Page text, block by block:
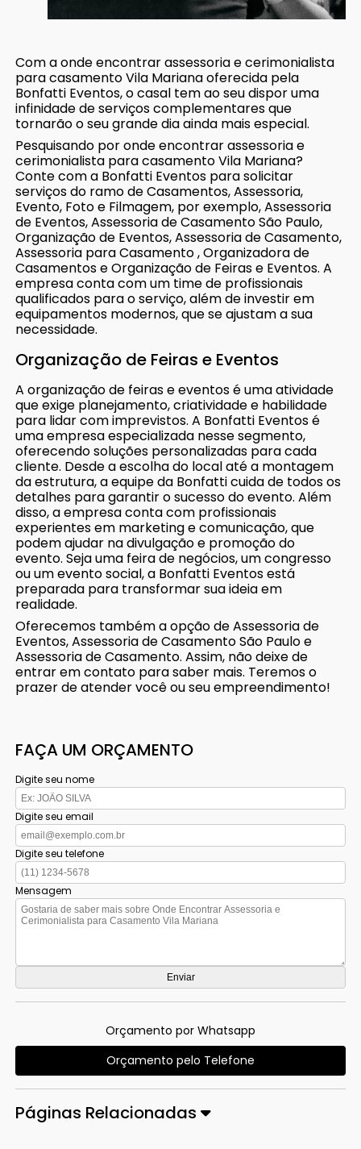
Com a onde encontrar assessoria e cerimonialista
para casamento Vila Mariana oferecida pela
Bonfatti Eventos, o casal tem ao seu dispor uma
infinidade de serviços complementares que
tornarão o seu grande dia ainda mais especial.
Pesquisando por onde encontrar assessoria e
cerimonialista para casamento Vila Mariana?
Conte com a Bonfatti Eventos para solicitar
serviços do ramo de Casamentos, Assessoria,
Evento, Foto e Filmagem, por exemplo, Assessoria
de Eventos, Assessoria de Casamento São Paulo,
Organização de Eventos, Assessoria de Casamento,
Assessoria para Casamento , Organizadora de
Casamentos e Organização de Feiras e Eventos. A
empresa conta com um time de profissionais
qualificados para o serviço, além de investir em
equipamentos modernos, que se ajustam a sua
necessidade.
Organização de Feiras e Eventos
A organização de feiras e eventos é uma atividade
que exige planejamento, criatividade e habilidade
para lidar com imprevistos. A Bonfatti Eventos é
uma empresa especializada nesse segmento,
oferecendo soluções personalizadas para cada
cliente. Desde a escolha do local até a montagem
da estrutura, a equipe da Bonfatti cuida de todos os
detalhes para garantir o sucesso do evento. Além
disso, a empresa conta com profissionais
experientes em marketing e comunicação, que
podem ajudar na divulgação e promoção do
evento. Seja uma feira de negócios, um congresso
ou um evento social, a Bonfatti Eventos está
preparada para transformar sua ideia em
realidade.
Oferecemos também a opção de Assessoria de
Eventos, Assessoria de Casamento São Paulo e
Assessoria de Casamento. Assim, não deixe de
entrar em contato para saber mais. Teremos o
prazer de atender você ou seu empreendimento!
FAÇA UM ORÇAMENTO
Digite seu nome
Digite seu email
Digite seu telefone
Mensagem
Orçamento por Whatsapp
Orçamento pelo Telefone
Páginas Relacionadas